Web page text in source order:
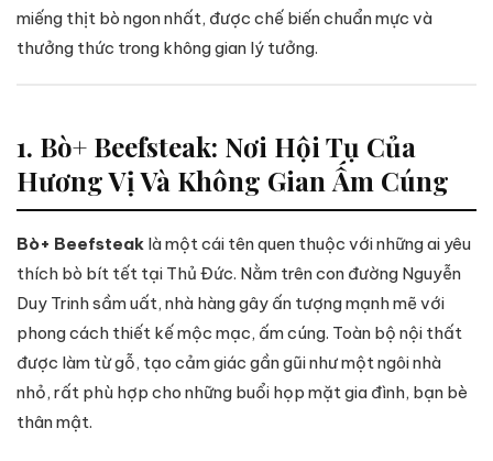
miếng thịt bò ngon nhất, được chế biến chuẩn mực và
thưởng thức trong không gian lý tưởng.
1. Bò+ Beefsteak: Nơi Hội Tụ Của
Hương Vị Và Không Gian Ấm Cúng
Bò+ Beefsteak là một cái tên quen thuộc với những ai yêu
thích bò bít tết tại Thủ Đức. Nằm trên con đường Nguyễn
Duy Trinh sầm uất, nhà hàng gây ấn tượng mạnh mẽ với
phong cách thiết kế mộc mạc, ấm cúng. Toàn bộ nội thất
được làm từ gỗ, tạo cảm giác gần gũi như một ngôi nhà
nhỏ, rất phù hợp cho những buổi họp mặt gia đình, bạn bè
thân mật.